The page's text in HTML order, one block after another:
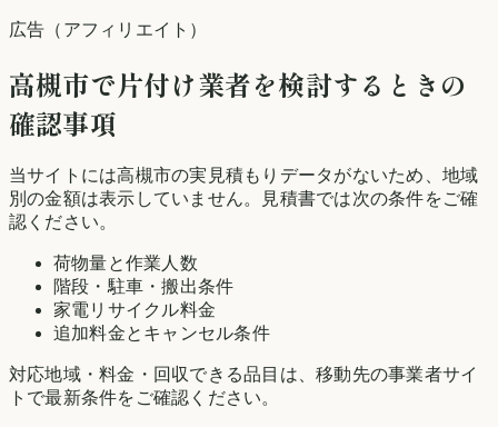
広告（アフィリエイト）
高槻市で片付け業者を検討するときの
確認事項
当サイトには高槻市の実見積もりデータがないため、地域
別の金額は表示していません。見積書では次の条件をご確
認ください。
荷物量と作業人数
階段・駐車・搬出条件
家電リサイクル料金
追加料金とキャンセル条件
対応地域・料金・回収できる品目は、移動先の事業者サイ
トで最新条件をご確認ください。